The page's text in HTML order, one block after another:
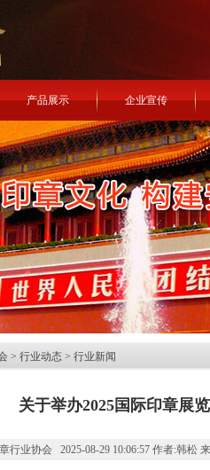
产品展示 企业宣传
> 行业动态 > 行业新闻
关于举办2025国际印章展
行业协会 2025-08-29 10:06:57 作者:韩松